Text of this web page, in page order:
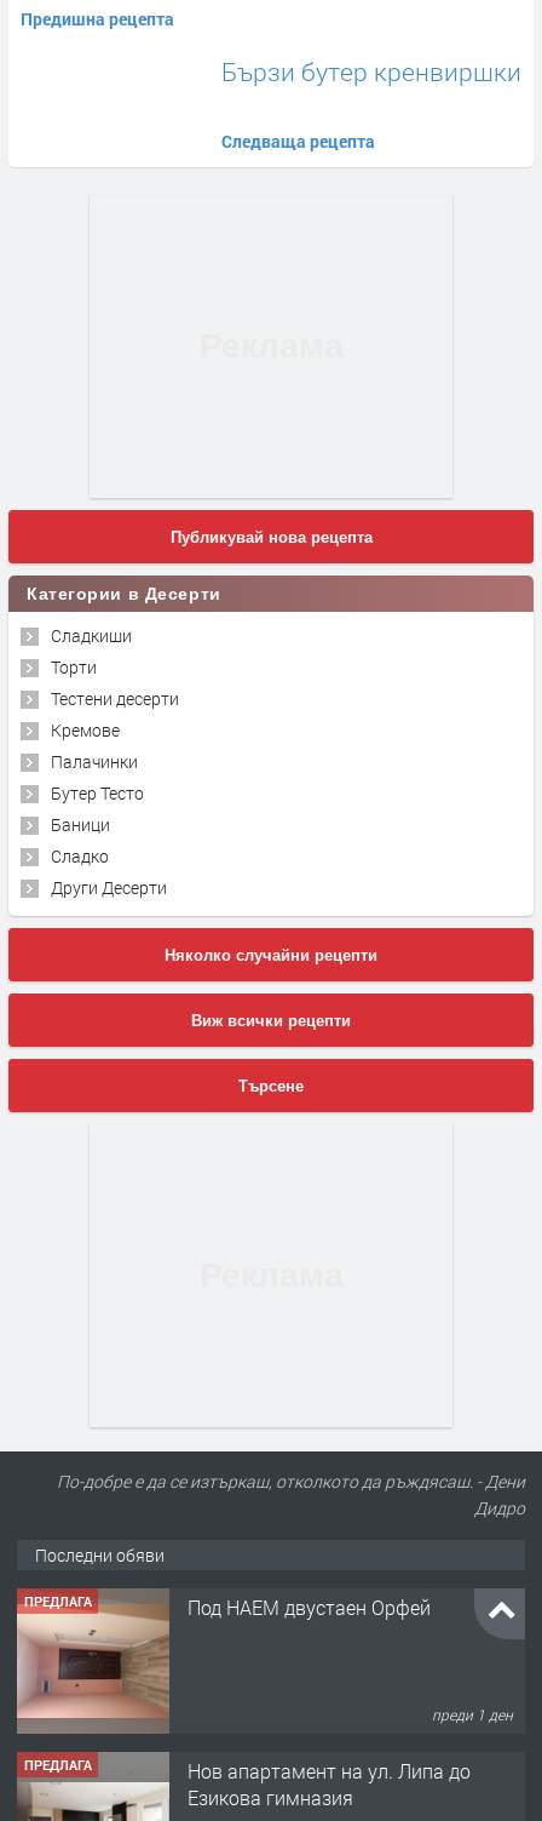
Предишна рецепта
Бързи бутер кренвиршки
Следваща рецепта
Публикувай нова рецепта
Категории в Десерти
Сладкиши
Торти
Тестени десерти
Кремове
Палачинки
Бутер Тесто
Баници
Сладко
Други Десерти
Няколко случайни рецепти
Виж всички рецепти
Търсене
По-добре е да се изтъркаш, отколкото да ръждясаш. - Дени
Дидро
Последни обяви
ПРЕДЛАГА Под НАЕМ двустаен Орфей
преди 1 ден
ПРЕДЛАГА
Нов апартамент на ул. Липа до
Езикова гимназия